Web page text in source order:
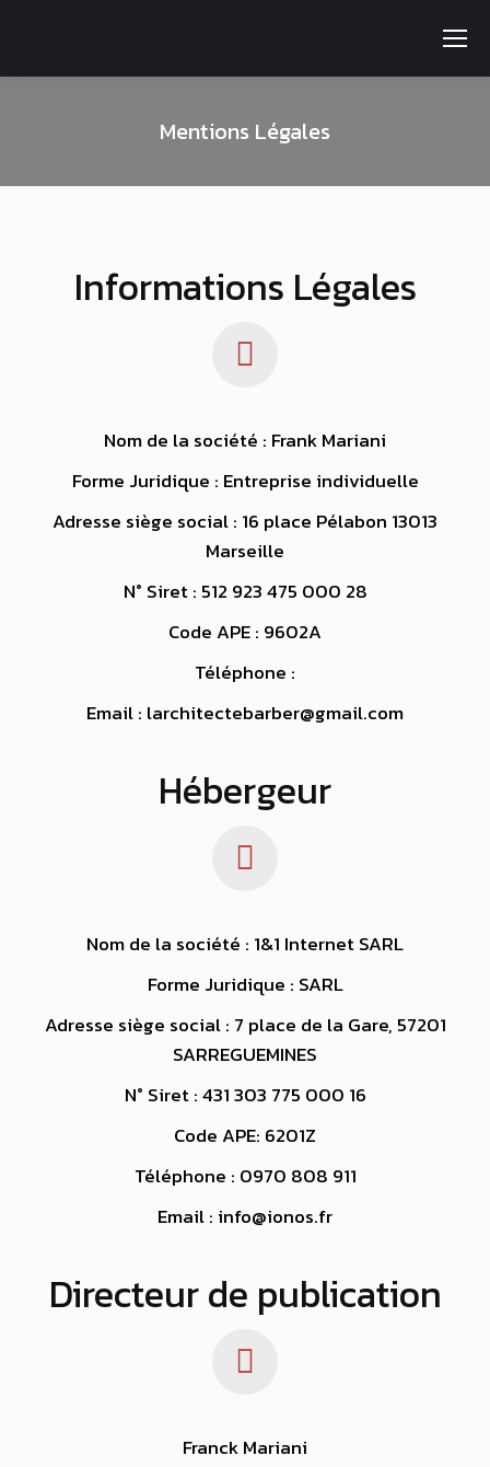
Mentions Légales
Informations Légales
Nom de la société : Frank Mariani
Forme Juridique : Entreprise individuelle
Adresse siège social : 16 place Pélabon 13013
Marseille
N° Siret : 512 923 475 000 28
Code APE : 9602A
Téléphone :
Email : larchitectebarber@gmail.com
Hébergeur
Nom de la société : 1&1 Internet SARL
Forme Juridique : SARL
Adresse siège social : 7 place de la Gare, 57201
SARREGUEMINES
N° Siret : 431 303 775 000 16
Code APE: 6201Z
Téléphone : 0970 808 911
Email : info@ionos.fr
Directeur de publication
Franck Mariani